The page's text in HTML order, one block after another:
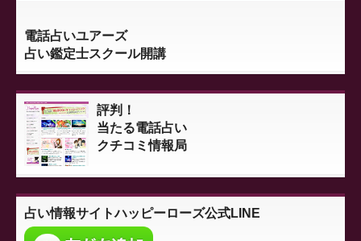
電話占いユアーズ
占い鑑定士スクール開講
評判！
当たる電話占い
クチコミ情報局
占い情報サイトハッピーローズ公式LINE